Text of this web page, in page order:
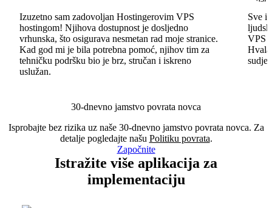
Izuzetno sam zadovoljan Hostingerovim VPS
hostingom! Njihova dostupnost je dosljedno
vrhunska, što osigurava nesmetan rad moje stranice.
Kad god mi je bila potrebna pomoć, njihov tim za
tehničku podršku bio je brz, stručan i iskreno
uslužan.
Sve
VPS
30-dnevno jamstvo povrata novca
Isprobajte bez rizika uz naše 30-dnevno jamstvo povrata novca. Za
detalje pogledajte našu Politiku povrata.
Započnite
Istražite više aplikacija za
implementaciju